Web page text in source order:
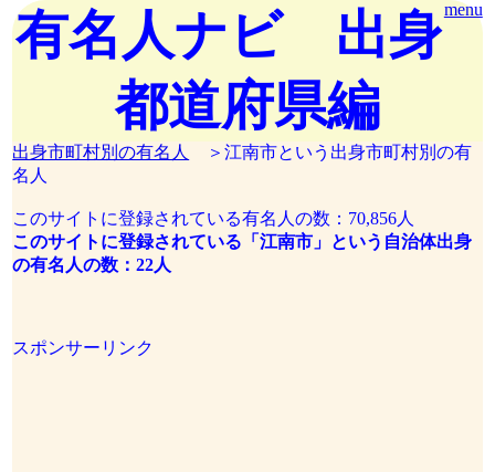
menu
有名人ナビ 出身
都道府県編
出身市町村別の有名人
＞江南市という出身市町村別の有
名人
このサイトに登録されている有名人の数：70,856人
このサイトに登録されている「江南市」という自治体出身
の有名人の数：22人
スポンサーリンク